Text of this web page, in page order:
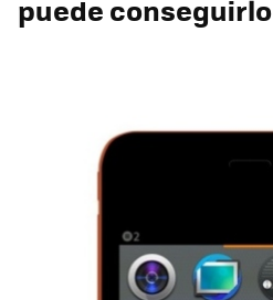
puede conseguirlo